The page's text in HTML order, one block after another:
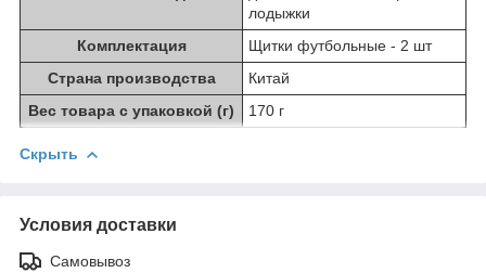
лодыжки
Комплектация
Щитки футбольные - 2 шт
Страна производства
Китай
Вес товара с упаковкой (г)
170 г
Скрыть
Условия доставки
Самовывоз